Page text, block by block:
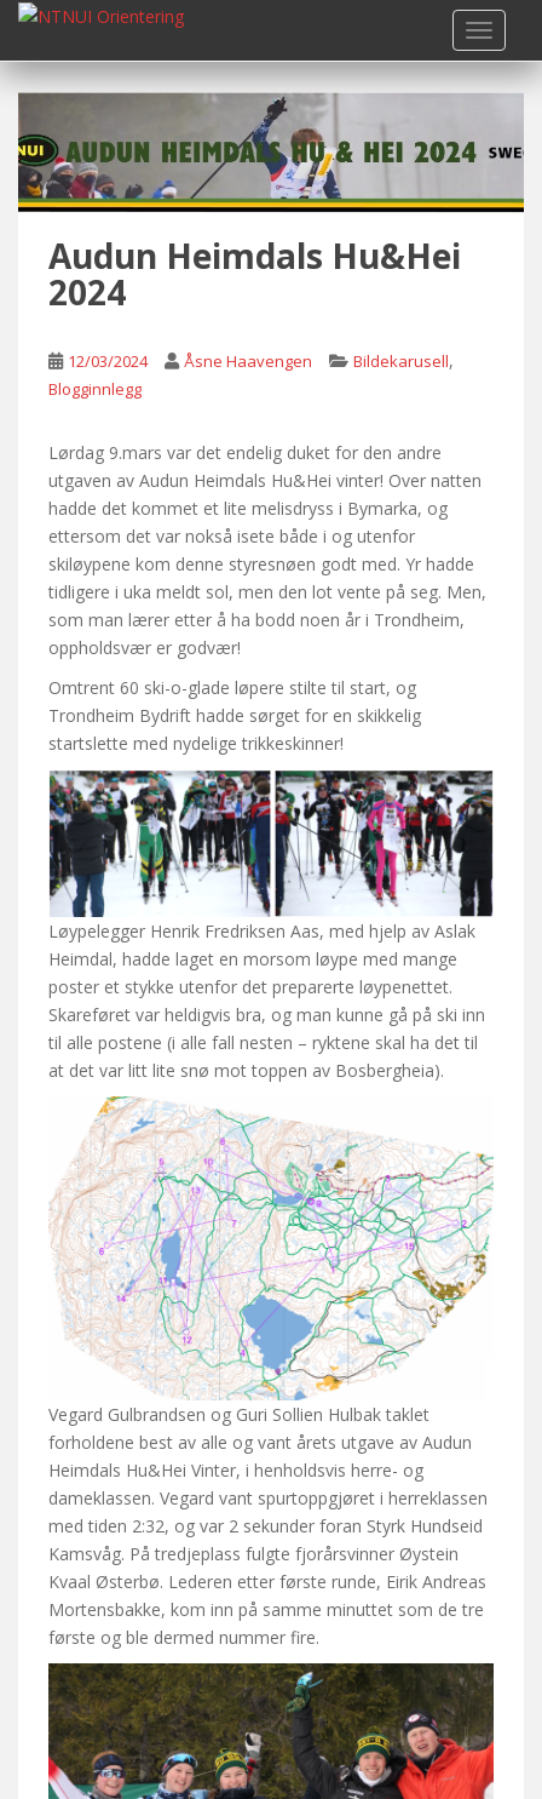
i
Audun Heimdals Hu&Hei
2024
12/03/2024 Åsne Haavengen Bildekarusell,
Blogginnlegg
Lørdag 9.mars var det endelig duket for den andre
utgaven av Audun Heimdals Hu&Hei vinter! Over natten
hadde det kommet et lite melisdryss i Bymarka, og
ettersom det var nokså isete både i og utenfor
skiløypene kom denne styresnøen godt med. Yr hadde
tidligere i uka meldt sol, men den lot vente på seg. Men,
som man lærer etter å ha bodd noen år i Trondheim,
oppholdsvær er godvær!
Omtrent 60 ski-o-glade løpere stilte til start, og
Trondheim Bydrift hadde sørget for en skikkelig
startslette med nydelige trikkeskinner!
Løypelegger Henrik Fredriksen Aas, med hjelp av Aslak
Heimdal, hadde laget en morsom løype med mange
poster et stykke utenfor det preparerte løypenettet.
Skareføret var heldigvis bra, og man kunne gå på ski inn
til alle postene (i alle fall nesten – ryktene skal ha det til
at det var litt lite snø mot toppen av Bosbergheia).
Vegard Gulbrandsen og Guri Sollien Hulbak taklet
forholdene best av alle og vant årets utgave av Audun
Heimdals Hu&Hei Vinter, i henholdsvis herre- og
dameklassen. Vegard vant spurtoppgjøret i herreklassen
med tiden 2:32, og var 2 sekunder foran Styrk Hundseid
Kamsvåg. På tredjeplass fulgte fjorårsvinner Øystein
Kvaal Østerbø. Lederen etter første runde, Eirik Andreas
Mortensbakke, kom inn på samme minuttet som de tre
første og ble dermed nummer fire.